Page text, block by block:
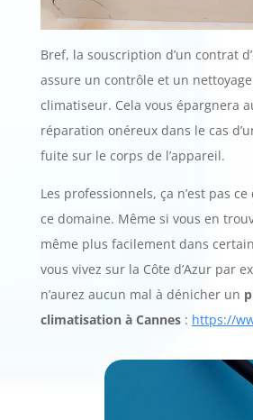
Bref, la souscription d’un contrat
assure un contrôle et un
climatiseur. Cela vous épargnera
réparation onéreux dans le cas
fuite sur le corps de l’appareil.
Les professionnels, ça n’est pas
ce domaine. Même si vous en
même plus facilement dans
vous vivez sur la Côte d’Azur par
n’aurez aucun mal à dénicher un
climatisation à Cannes: https://